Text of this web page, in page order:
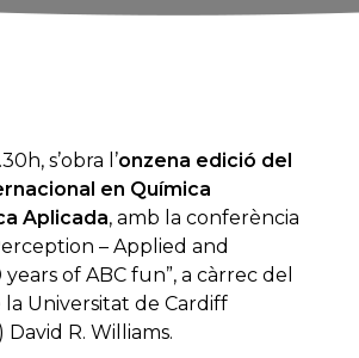
s’obra l’onzena edició del
en Química
Aplicada, amb la conferència
– Applied and
of ABC fun”, a càrrec del
la Universitat de Cardiff
R. Williams.